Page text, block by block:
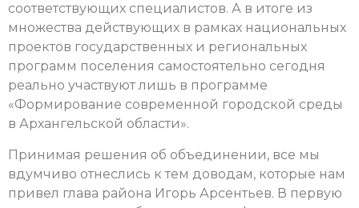
соответствующих специалистов. А в итоге из
множества действующих в рамках национальных
проектов государственных и региональных
программ поселения самостоятельно сегодня
реально участвуют лишь в программе
«Формирование современной городской среды
в Архангельской области».
Принимая решения об объединении, все мы
вдумчиво отнеслись к тем доводам, которые нам
привел глава района Игорь Арсентьев. В первую